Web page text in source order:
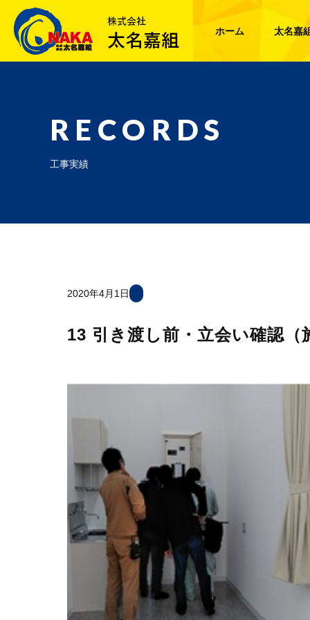
ホーム 太名嘉
RECORDS
工事実績
2020年4月1日
13 引き渡し前・立会い確認（